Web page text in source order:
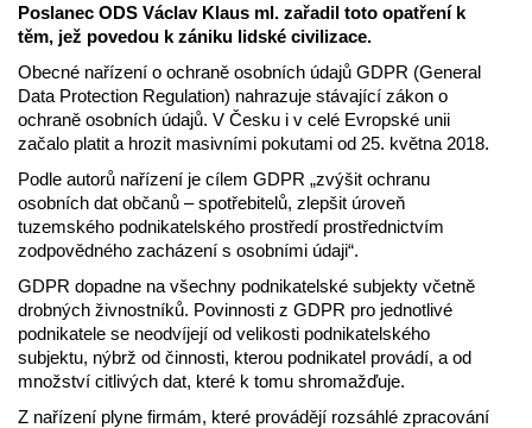
Poslanec ODS Václav Klaus ml. zařadil toto opatření k
těm, jež povedou k zániku lidské civilizace.
Obecné nařízení o ochraně osobních údajů GDPR (General
Data Protection Regulation) nahrazuje stávající zákon o
ochraně osobních údajů. V Česku i v celé Evropské unii
začalo platit a hrozit masivními pokutami od 25. května 2018.
Podle autorů nařízení je cílem GDPR „zvýšit ochranu
osobních dat občanů – spotřebitelů, zlepšit úroveň
tuzemského podnikatelského prostředí prostřednictvím
zodpovědného zacházení s osobními údaji“.
GDPR dopadne na všechny podnikatelské subjekty včetně
drobných živnostníků. Povinnosti z GDPR pro jednotlivé
podnikatele se neodvíjejí od velikosti podnikatelského
subjektu, nýbrž od činnosti, kterou podnikatel provádí, a od
množství citlivých dat, které k tomu shromažďuje.
Z nařízení plyne firmám, které provádějí rozsáhlé zpracování